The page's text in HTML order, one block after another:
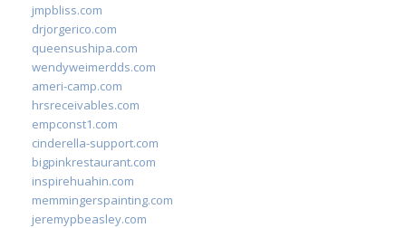
jmpbliss.com
drjorgerico.com
queensushipa.com
wendyweimerdds.com
ameri-camp.com
hrsreceivables.com
empconst1.com
cinderella-support.com
bigpinkrestaurant.com
inspirehuahin.com
memmingerspainting.com
jeremypbeasley.com